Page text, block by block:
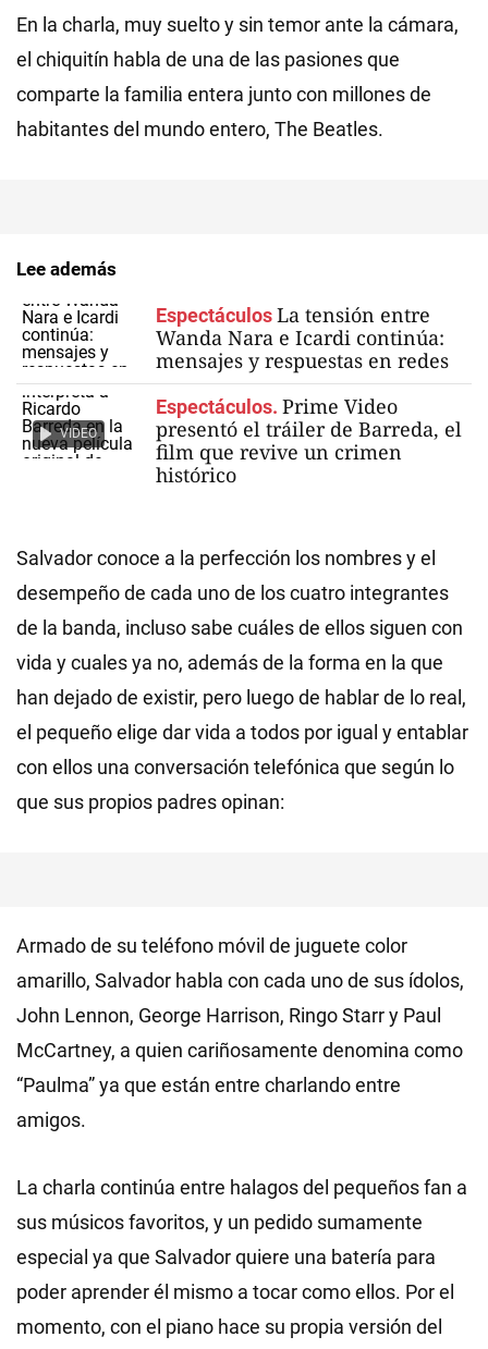
En la charla, muy suelto y sin temor ante la cámara,
el chiquitín habla de una de las pasiones que
comparte la familia entera junto con millones de
habitantes del mundo entero, The Beatles.
Lee además
EspectáculosLa tensión entre
Wanda Nara e Icardi continúa:
mensajes y respuestas en redes
VIDEO
Espectáculos. Prime Video
presentó el tráiler de Barreda, el
film que revive un crimen
histórico
Salvador conoce a la perfección los nombres y el
desempeño de cada uno de los cuatro integrantes
de la banda, incluso sabe cuáles de ellos siguen con
vida y cuales ya no, además de la forma en la que
han dejado de existir, pero luego de hablar de lo real,
el pequeño elige dar vida a todos por igual y entablar
con ellos una conversación telefónica que según lo
que sus propios padres opinan:
Armado de su teléfono móvil de juguete color
amarillo, Salvador habla con cada uno de sus ídolos,
John Lennon, George Harrison, Ringo Starr y Paul
McCartney, a quien cariñosamente denomina como
“Paulma” ya que están entre charlando entre
amigos.
La charla continúa entre halagos del pequeños fan a
sus músicos favoritos, y un pedido sumamente
especial ya que Salvador quiere una batería para
poder aprender él mismo a tocar como ellos. Por el
momento, con el piano hace su propia versión del